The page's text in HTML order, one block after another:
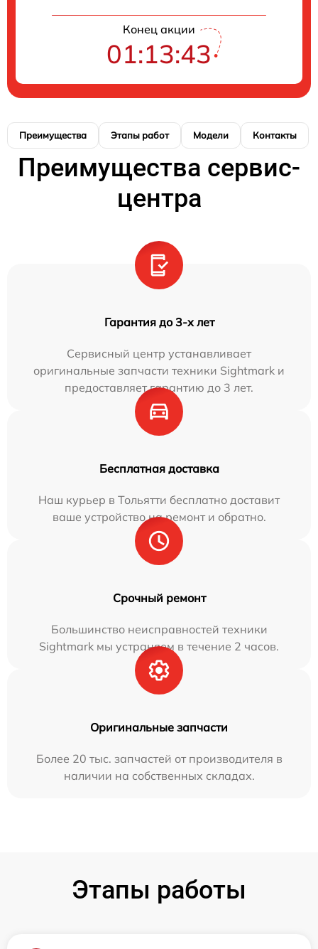
Конец акции
01:13:43
Преимущества Этапы работ Модели Контакты
Преимущества сервис-
центра
Гарантия до 3-х лет
Сервисный центр устанавливает
оригинальные запчасти техники Sightmark и
предоставляет гарантию до 3 лет.
Бесплатная доставка
Наш курьер в Тольятти бесплатно доставит
ваше устройство на ремонт и обратно.
Срочный ремонт
Большинство неисправностей техники
Sightmark мы устраняем в течение 2 часов.
Оригинальные запчасти
Более 20 тыс. запчастей от производителя в
наличии на собственных складах.
Этапы работы